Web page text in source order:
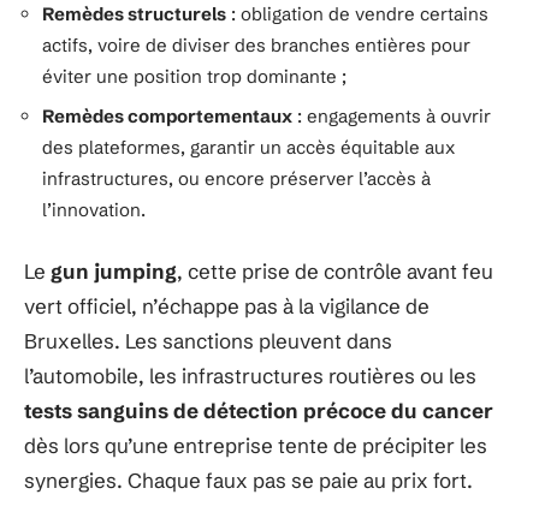
Remèdes structurels : obligation de vendre certains
actifs, voire de diviser des branches entières pour
éviter une position trop dominante ;
Remèdes comportementaux : engagements à ouvrir
des plateformes, garantir un accès équitable aux
infrastructures, ou encore préserver l’accès à
l’innovation.
Le gun jumping, cette prise de contrôle avant feu
vert officiel, n’échappe pas à la vigilance de
Bruxelles. Les sanctions pleuvent dans
l’automobile, les infrastructures routières ou les
tests sanguins de détection précoce du cancer
dès lors qu’une entreprise tente de précipiter les
synergies. Chaque faux pas se paie au prix fort.